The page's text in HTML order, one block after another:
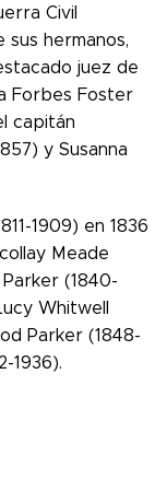
Civil
sus hermanos,
juez de
Forbes Foster
capitán
y Susanna
1909) en 1836
Meade
(1840-
Whitwell
Parker (1848-
1936).